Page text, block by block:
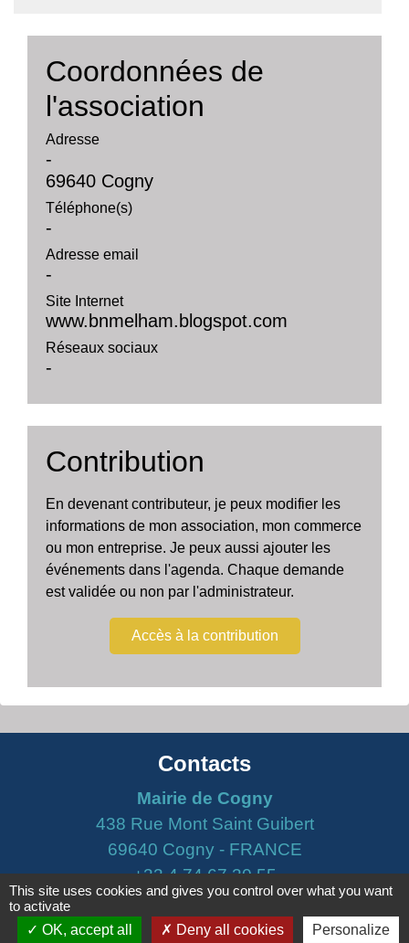
Coordonnées de
l'association
Adresse
-
69640 Cogny
Téléphone(s)
-
Adresse email
-
Site Internet
www.bnmelham.blogspot.com
Réseaux sociaux
-
Contribution
En devenant contributeur, je peux modifier les
informations de mon association, mon commerce
ou mon entreprise. Je peux aussi ajouter les
événements dans l'agenda. Chaque demande
est validée ou non par l'administrateur.
Accès à la contribution
Contacts
Mairie de Cogny
438 Rue Mont Saint Guibert
69640 Cogny - FRANCE
+33 4 74 67 30 55
This site uses cookies and gives you control over what you want
to activate
OK, accept all
Deny all cookies Personalize